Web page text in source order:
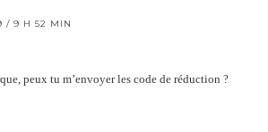
/ 9 H 52 MIN
peux tu m’envoyer les code de réduction ?